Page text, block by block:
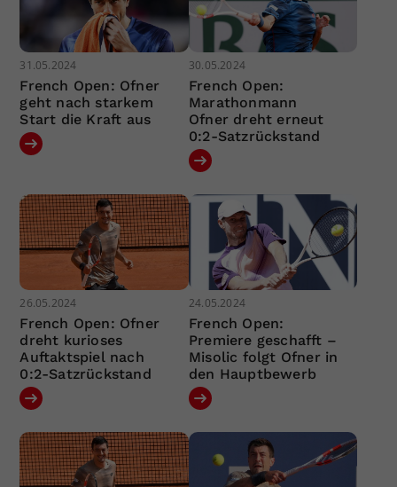
31.05.2024
French Open: Ofner
geht nach starkem
Start die Kraft aus
30.05.2024
French Open:
Marathonmann
Ofner dreht erneut
0:2-Satzrückstand
26.05.2024
French Open: Ofner
dreht kurioses
Auftaktspiel nach
0:2-Satzrückstand
24.05.2024
French Open:
Premiere geschafft –
Misolic folgt Ofner in
den Hauptbewerb